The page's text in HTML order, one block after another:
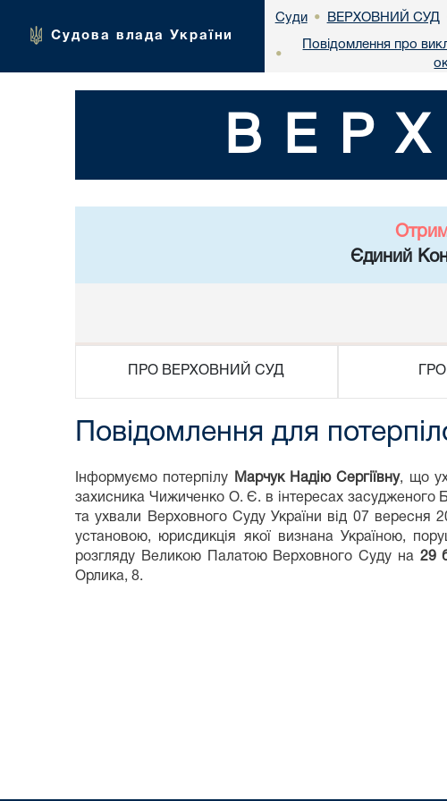
Судова влада України
Суди • ВЕРХОВНИЙ СУД
•
Повідомлення про
Єдиний
ПРО ВЕРХОВНИЙ СУД
Повідомлення для
Інформуємо потерпілу Марчук Надію Сергіївну, що
захисника Чижиченко О. Є. в інтересах засудженого
та ухвали Верховного Суду України від 07 вересня
установою, юрисдикція якої визнана Україною,
розгляду Великою Палатою Верховного Суду на 29
Орлика, 8.